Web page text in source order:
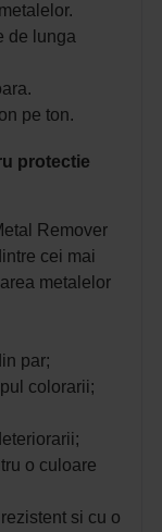
de lunga
pe ton.
protectie
Remover
cei mai
metalelor
par;
colorarii;
o culoare
si cu o